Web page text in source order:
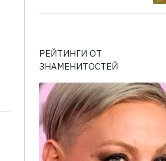
РЕЙТИНГИ ОТ
ЗНАМЕНИТОСТЕЙ